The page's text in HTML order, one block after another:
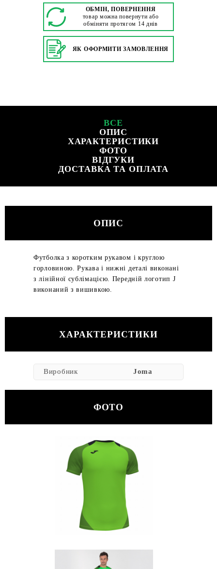
ОБМІН, ПОВЕРНЕННЯ
товар можна повернути або
обміняти протягом 14 днів
ЯК ОФОРМИТИ ЗАМОВЛЕННЯ
ВСЕ
ОПИС
ХАРАКТЕРИСТИКИ
ФОТО
ВІДГУКИ
ДОСТАВКА ТА ОПЛАТА
ОПИС
Футболка з коротким рукавом і круглою
горловиною. Рукава і нижні деталі виконані
з лінійної сублімацією. Передній логотип J
виконаний з вишивкою.
ХАРАКТЕРИСТИКИ
Виробник Joma
ФОТО